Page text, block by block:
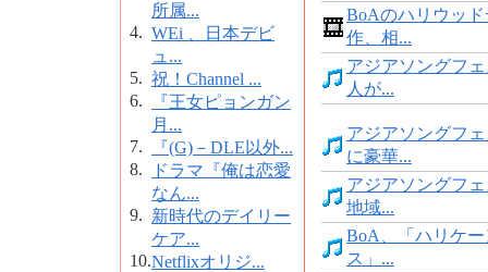
所属...
4. WEi 、日本デビ
ュ...
5. 祝！Channel ...
6.
『王女ピョンガン
月...
7.
『(G)－DLE以外...
8.
ドラマ『俺は恋愛
なん...
9. 新時代のデイリー
ケア...
10.Netflixオリジ...
BoAのハリウッ
作、相...
アジアソングフ
人が...
アジアソングフ
に豪華...
アジアソングフ
地域...
BoA、「ハリケ
ス」...